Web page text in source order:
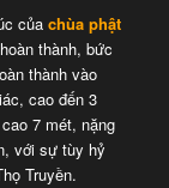
của chùa phật
thành, bức
thành vào
cao đến 3
7 mét, nặng
với sự tùy hỷ
Truyền.